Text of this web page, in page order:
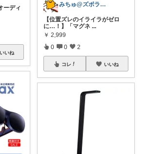
ーディ
いいね
みちゅ@ズボラなアラサー女
【位置ズレのイライラがゼロ
に…！】「マグネ ...
￥ 2,999
0 0 2
コレ いいね